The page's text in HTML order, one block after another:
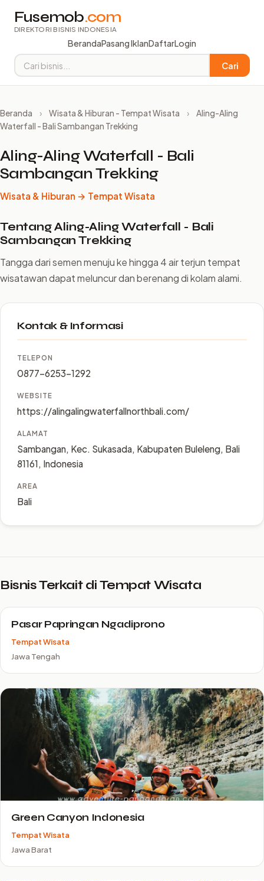
Fusemob.com
DIREKTORI BISNIS INDONESIA
BerandaPasang IklanDaftarLogin
Cari
Beranda › Wisata & Hiburan - Tempat Wisata ›
Aling-Aling
Waterfall - Bali Sambangan Trekking
Aling-Aling Waterfall - Bali
Sambangan Trekking
Wisata & Hiburan → Tempat Wisata
Tentang Aling-Aling Waterfall - Bali
Sambangan Trekking
Tangga dari semen menuju ke hingga 4 air terjun tempat
wisatawan dapat meluncur dan berenang di kolam alami.
Kontak & Informasi
TELEPON
0877-6253-1292
WEBSITE
https://alingalingwaterfallnorthbali.com/
ALAMAT
Sambangan, Kec. Sukasada, Kabupaten Buleleng, Bali
81161, Indonesia
AREA
Bali
Bisnis Terkait di Tempat Wisata
Pasar Papringan Ngadiprono
Tempat Wisata
Jawa Tengah
Green Canyon Indonesia
Tempat Wisata
Jawa Barat